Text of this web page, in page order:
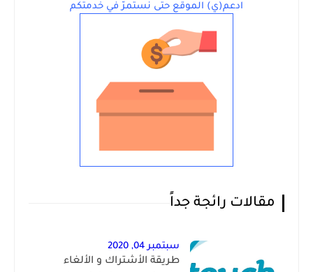
ادعم(ي) الموقع حتى نستمرّ في خدمتكم
مقالات رائجة جداً
سبتمبر 04, 2020
طريقة الأشتراك و الألغاء